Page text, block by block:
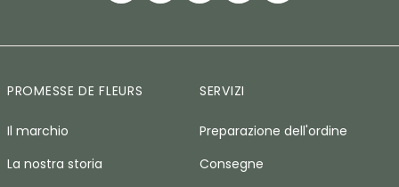
PROMESSE DE FLEURS
Il marchio
La nostra storia
SERVIZI
Preparazione dell'ordine
Consegne